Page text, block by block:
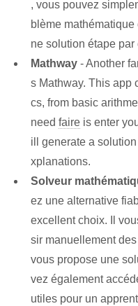
⁢, vous‌ pouvez
blème
ne solution étape par
Mathway ‌-‍ Another
s‌ Mathway. This app
cs,⁤ from basic
need faire is enter
ill generate a
xplanations.
Solveur
ez⁢ une alternative
excellent ⁣choix. Il
sir manuellement
vous propose une
vez également
utiles⁢ pour un